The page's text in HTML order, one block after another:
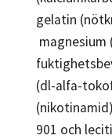
gelatin
magnesium
(dl-alfa-
901 och